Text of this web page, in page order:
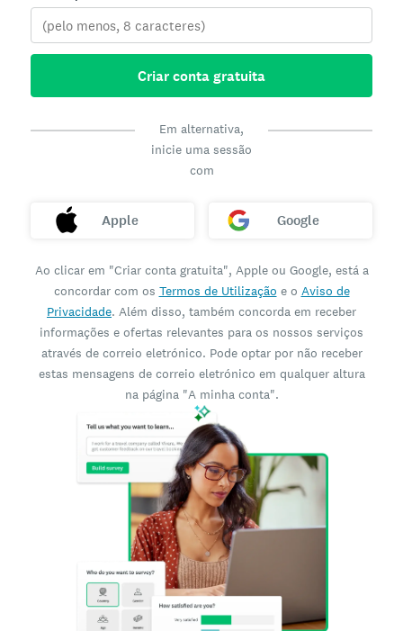
Criar conta gratuita
Em alternativa,
inicie uma sessão
com
Apple Google
Ao clicar em "Criar conta gratuita", Apple ou Google, está a
concordar com os Termos de Utilização e o Aviso de
Privacidade. Além disso, também concorda em receber
informações e ofertas relevantes para os nossos serviços
através de correio eletrónico. Pode optar por não receber
estas mensagens de correio eletrónico em qualquer altura
na página "A minha conta".